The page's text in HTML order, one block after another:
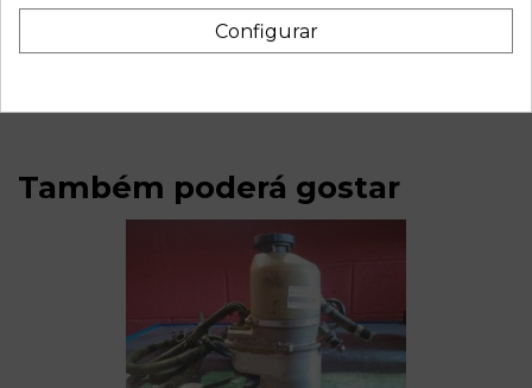
Recambio de compresor aire acondicionado para opel astra
g berlina club | 02.98 - 12.03 club | 02.98 - 12.03 referencia
Também poderá gostar
Configurar